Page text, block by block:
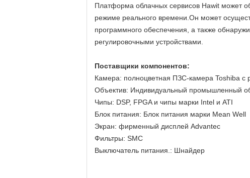
Платформа облачных сервисов Hawit может
режиме реального времени.Он может
программного обеспечения, а также
регулировочными устройствами.
Поставщики компонентов:
Камера: полноцветная ПЗС-камера Toshiba с
Объектив: Индивидуальный промышленный
Чипы: DSP, FPGA и чипы марки Intel и ATI
Блок питания: Блок питания марки Mean Well
Экран: фирменный дисплей Advantec
Фильтры: SMC
Выключатель питания.: Шнайдер